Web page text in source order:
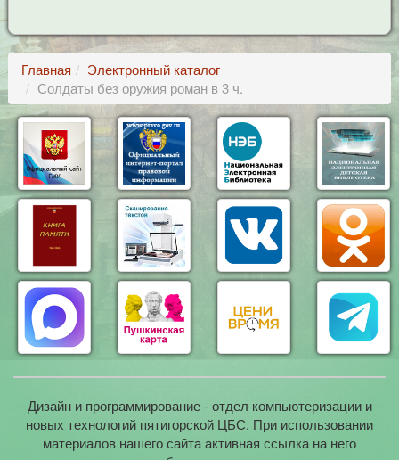
Главная
Электронный каталог
Солдаты без оружия роман в 3 ч.
Дизайн и программирование - отдел компьютеризации и
новых технологий пятигорской ЦБС. При использовании
материалов нашего сайта активная ссылка на него